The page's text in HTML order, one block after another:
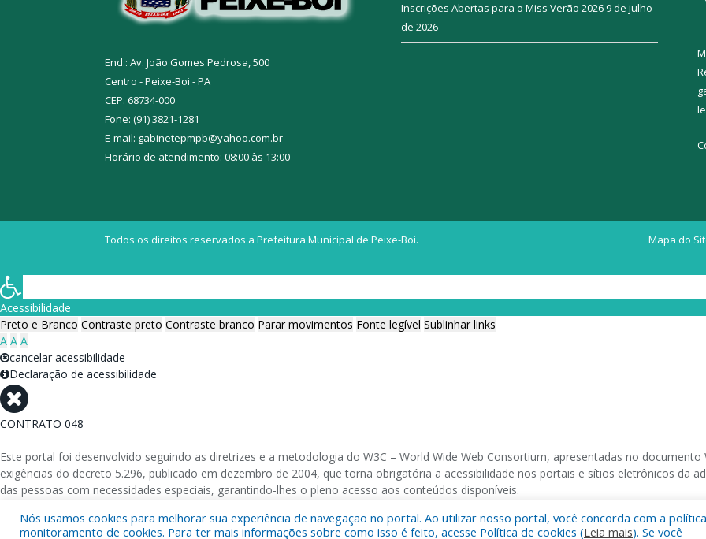
End.: Av. João Gomes Pedrosa, 500
Centro - Peixe-Boi - PA
CEP: 68734-000
Fone: (91) 3821-1281
E-mail: gabinetepmpb@yahoo.com.br
Horário de atendimento: 08:00 às 13:00
Inscrições Abertas para o Miss Verão 20269 de julho
de 2026
Todos os direitos reservados a Prefeitura Municipal de Peixe-Boi. Mapa do
Nós usamos cookies para melhorar sua experiência de navegação no portal. Ao utilizar nosso portal, você concorda com a
monitoramento de cookies. Para ter mais informações sobre como isso é feito, acesse Política de cookies (Leia mais). Se você
Acessibilidade
Preto e Branco Contraste preto Contraste branco Parar movimentos Fonte legível Sublinhar links
A A A
cancelar acessibilidade
Declaração de acessibilidade
CONTRATO 048
Este portal foi desenvolvido seguindo as diretrizes e a metodologia do W3C – World Wide Web Consortium, apresentadas no
exigências do decreto 5.296, publicado em dezembro de 2004, que torna obrigatória a acessibilidade nos portais e sítios eletrônicos da
das pessoas com necessidades especiais, garantindo-lhes o pleno acesso aos conteúdos disponíveis.
Além de validações automáticas, foram realizados testes em diversos navegadores e através do utilitário de acesso a Internet do